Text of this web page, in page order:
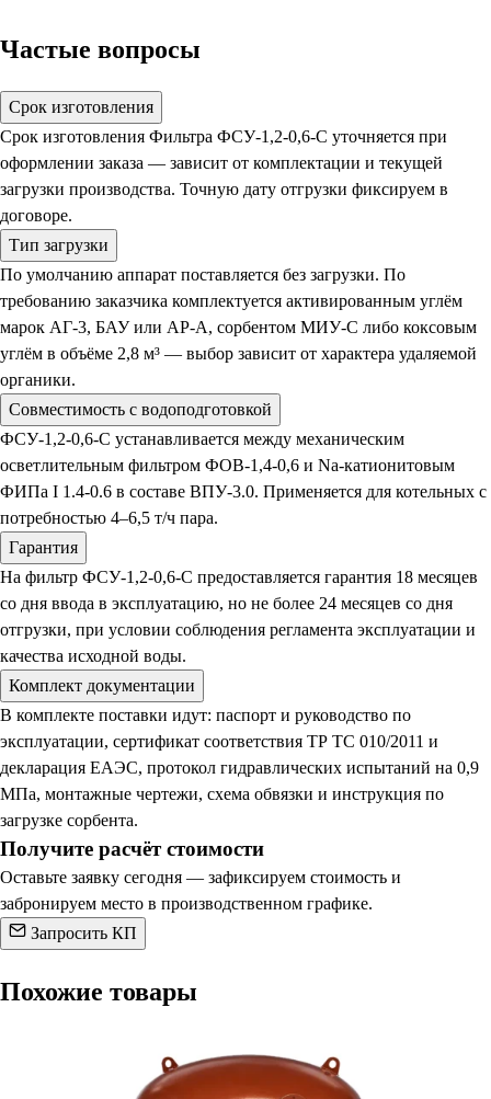
Частые вопросы
Срок изготовления
Срок изготовления Фильтра ФСУ-1,2-0,6-С уточняется при
оформлении заказа — зависит от комплектации и текущей
загрузки производства. Точную дату отгрузки фиксируем в
договоре.
Тип загрузки
По умолчанию аппарат поставляется без загрузки. По
требованию заказчика комплектуется активированным углём
марок АГ-3, БАУ или АР-А, сорбентом МИУ-С либо коксовым
углём в объёме 2,8 м³ — выбор зависит от характера удаляемой
органики.
Совместимость с водоподготовкой
ФСУ-1,2-0,6-С устанавливается между механическим
осветлительным фильтром ФОВ-1,4-0,6 и Na-катионитовым
ФИПа I 1.4-0.6 в составе ВПУ-3.0. Применяется для котельных с
потребностью 4–6,5 т/ч пара.
Гарантия
На фильтр ФСУ-1,2-0,6-С предоставляется гарантия 18 месяцев
со дня ввода в эксплуатацию, но не более 24 месяцев со дня
отгрузки, при условии соблюдения регламента эксплуатации и
качества исходной воды.
Комплект документации
В комплекте поставки идут: паспорт и руководство по
эксплуатации, сертификат соответствия ТР ТС 010/2011 и
декларация ЕАЭС, протокол гидравлических испытаний на 0,9
МПа, монтажные чертежи, схема обвязки и инструкция по
загрузке сорбента.
Получите расчёт стоимости
Оставьте заявку сегодня — зафиксируем стоимость и
забронируем место в производственном графике.
Запросить КП
Похожие товары